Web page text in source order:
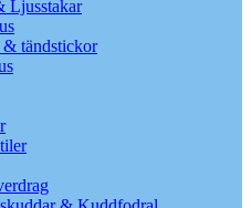
Ljusstakar
& tändstickor